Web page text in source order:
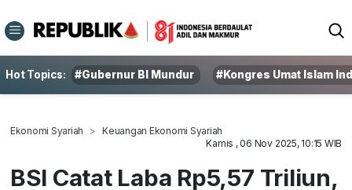
Hot Topics: #Gubernur BI Mundur #Kongres Umat Islam
Ekonomi Syariah
Keuangan Ekonomi Syariah
Kamis , 06 Nov 2025, 10:15 WIB
BSI Catat Laba Rp5,57 Triliun,